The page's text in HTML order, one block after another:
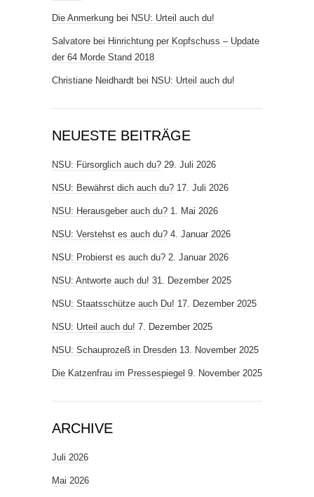
Die Anmerkung bei NSU: Urteil auch du!
Salvatore bei Hinrichtung per Kopfschuss – Update
der 64 Morde Stand 2018
Christiane Neidhardt bei NSU: Urteil auch du!
NEUESTE BEITRÄGE
NSU: Fürsorglich auch du? 29. Juli 2026
NSU: Bewährst dich auch du? 17. Juli 2026
NSU: Herausgeber auch du? 1. Mai 2026
NSU: Verstehst es auch du? 4. Januar 2026
NSU: Probierst es auch du? 2. Januar 2026
NSU: Antworte auch du! 31. Dezember 2025
NSU: Staatsschütze auch Du! 17. Dezember 2025
NSU: Urteil auch du! 7. Dezember 2025
NSU: Schauprozeß in Dresden 13. November 2025
Die Katzenfrau im Pressespiegel 9. November 2025
ARCHIVE
Juli 2026
Mai 2026